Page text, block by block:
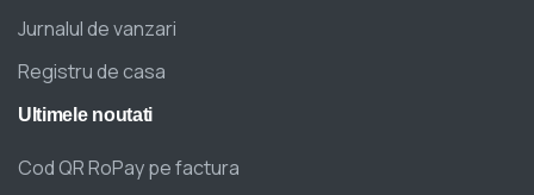
Jurnalul de vanzari
Registru de casa
Ultimele noutati
Cod QR RoPay pe factura